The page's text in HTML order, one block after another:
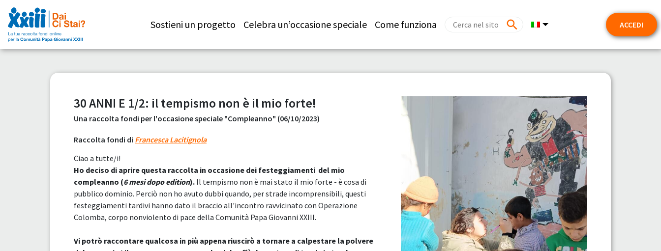
Sostieni un progetto Celebra un’occasione speciale Come funziona ACCEDI
30 ANNI E 1/2: il tempismo non è il mio forte!
Una raccolta fondi per l'occasione speciale "Compleanno" (06/10/2023)
Raccolta fondi di Francesca Lacitignola
Ciao a tutte/i!
Ho deciso di aprire questa raccolta in occasione dei festeggiamenti del mio
compleanno (6 mesi dopo edition). Il tempismo non è mai stato il mio forte - è cosa di
pubblico dominio. Perciò non ho avuto dubbi quando, per strade incomprensibili, questi
festeggiamenti tardivi hanno dato il braccio all'incontro ravvicinato con Operazione
Colomba, corpo nonviolento di pace della Comunità Papa Giovanni XXIII.
Vi potrò raccontare qualcosa in più appena riuscirò a tornare a calpestare la polvere